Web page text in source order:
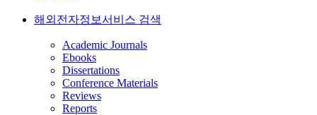
해외전자정보서비스 검색
Academic Journals
Ebooks
Dissertations
Conference Materials
Reviews
Reports